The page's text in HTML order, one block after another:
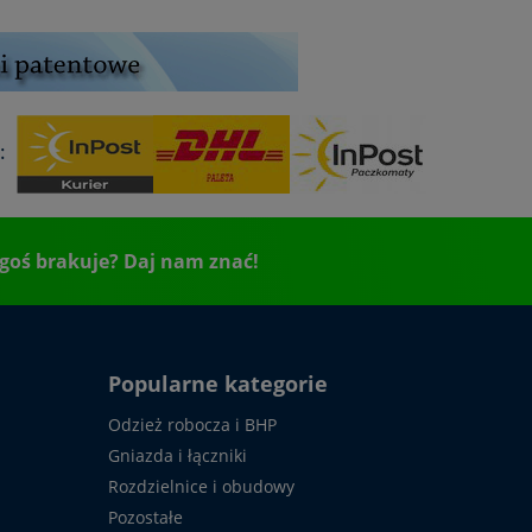
brakuje? Daj nam znać!
Popularne kategorie
Odzież robocza i BHP
Gniazda i łączniki
Rozdzielnice i obudowy
Pozostałe